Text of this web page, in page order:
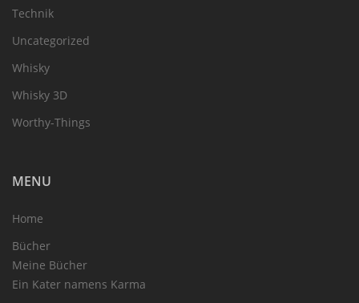
Technik
Uncategorized
Whisky
Whisky 3D
Worthy-Things
MENU
Home
Bücher
Meine Bücher
Ein Kater namens Karma